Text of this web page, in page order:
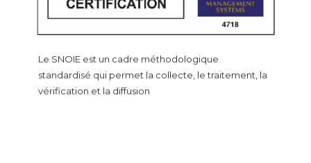
Le SNOIE est un cadre méthodologique
standardisé qui permet la collecte, le traitement, la
vérification et la diffusion